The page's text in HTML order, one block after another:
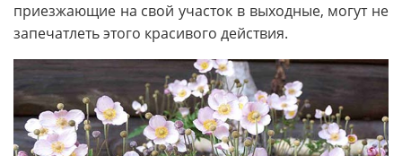
приезжающие на свой участок в выходные, могут не
запечатлеть этого красивого действия.